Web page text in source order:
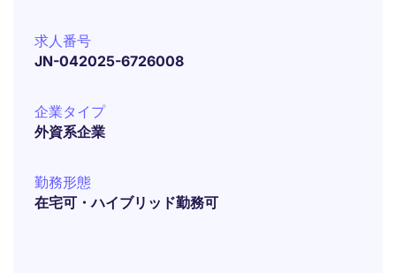
求人番号
JN-042025-6726008
企業タイプ
外資系企業
勤務形態
在宅可・ハイブリッド勤務可